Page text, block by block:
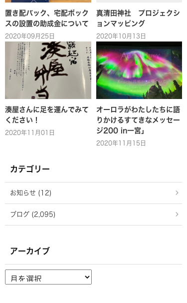
置き配バック、宅配ボック
スの設置の助成金について
2020年09月25日
真清田神社 プロジェクシ
ョンマッピング
2020年10月13日
湊屋さんに足を運んでみて
ください！
2020年11月01日
オーロラがわたしたちに語
りかけるすてきなメッセー
ジ200 in一宮」
2020年11月15日
カテゴリー
お知らせ (12)
ブログ (2,095)
アーカイブ
ー